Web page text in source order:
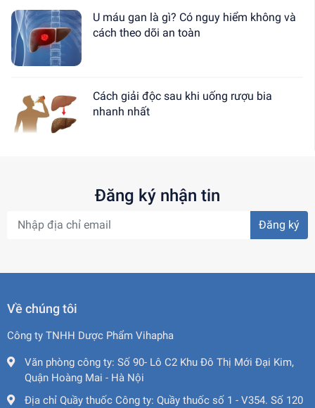
U máu gan là gì? Có nguy hiểm không và
cách theo dõi an toàn
Cách giải độc sau khi uống rượu bia
nhanh nhất
Đăng ký nhận tin
Đăng ký
Về chúng tôi
Công ty TNHH Dược Phẩm Vihapha
Văn phòng công ty: Số 90- Lô C2 Khu Đô Thị Mới Đại Kim,
Quận Hoàng Mai - Hà Nội
Địa chỉ Quầy thuốc Công ty: Quầy thuốc số 1 - V354. Số 120